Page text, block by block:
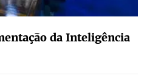
da Inteligência